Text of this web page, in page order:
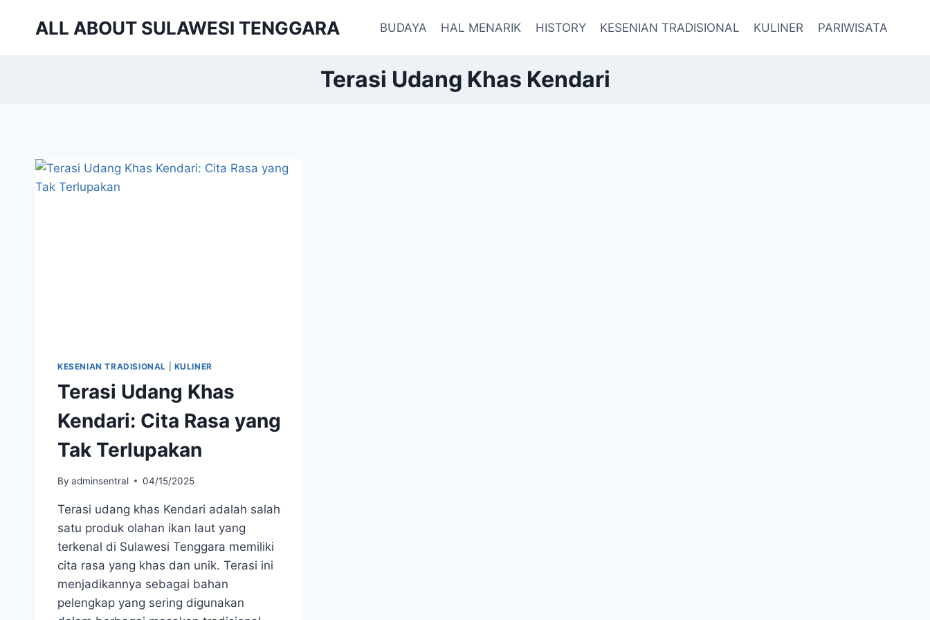
ALL ABOUT SULAWESI TENGGARA BUDAYA HAL MENARIK HISTORY KESENIAN TRADISIONAL KULINER PARIWISATA
Terasi Udang Khas Kendari
KESENIAN TRADISIONAL KULINER
Terasi Udang Khas
Kendari: Cita Rasa yang
Tak Terlupakan
By adminsentral 04/15/2025
Terasi udang khas Kendari adalah salah
satu produk olahan ikan laut yang
terkenal di Sulawesi Tenggara memiliki
cita rasa yang khas dan unik. Terasi ini
menjadikannya sebagai bahan
pelengkap yang sering digunakan